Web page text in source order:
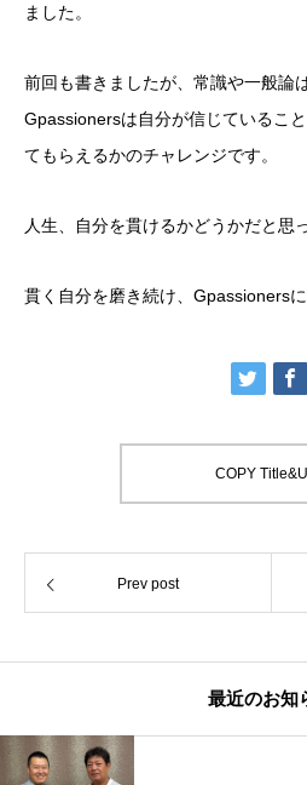
ました。
前回も書きましたが、常識や一般論
Gpassionersは自分が信じているこ
てもらえるかのチャレンジです。
人生、自分を貫けるかどうかだと思
貫く自分を磨き続け、Gpassionersに
COPY
Prev post
最近のお知